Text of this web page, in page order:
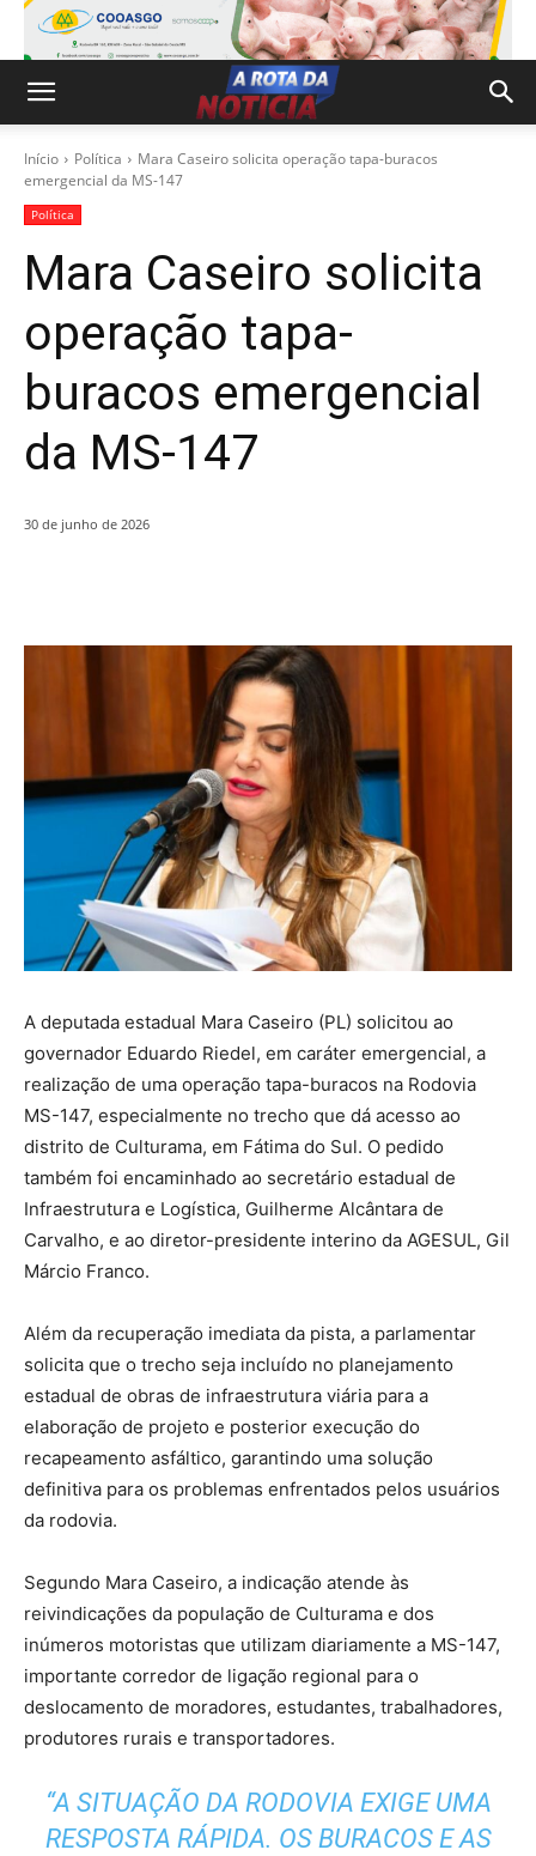
Início Política
Mara Caseiro solicita operação tapa-buracos
emergencial da MS-147
Política
Mara Caseiro solicita
operação tapa-
buracos emergencial
da MS-147
30 de junho de 2026
A deputada estadual Mara Caseiro (PL) solicitou ao
governador Eduardo Riedel, em caráter emergencial, a
realização de uma operação tapa-buracos na Rodovia
MS-147, especialmente no trecho que dá acesso ao
distrito de Culturama, em Fátima do Sul. O pedido
também foi encaminhado ao secretário estadual de
Infraestrutura e Logística, Guilherme Alcântara de
Carvalho, e ao diretor-presidente interino da AGESUL, Gil
Márcio Franco.
Além da recuperação imediata da pista, a parlamentar
solicita que o trecho seja incluído no planejamento
estadual de obras de infraestrutura viária para a
elaboração de projeto e posterior execução do
recapeamento asfáltico, garantindo uma solução
definitiva para os problemas enfrentados pelos usuários
da rodovia.
Segundo Mara Caseiro, a indicação atende às
reivindicações da população de Culturama e dos
inúmeros motoristas que utilizam diariamente a MS-147,
importante corredor de ligação regional para o
deslocamento de moradores, estudantes, trabalhadores,
produtores rurais e transportadores.
“A SITUAÇÃO DA RODOVIA EXIGE UMA
RESPOSTA RÁPIDA. OS BURACOS E AS